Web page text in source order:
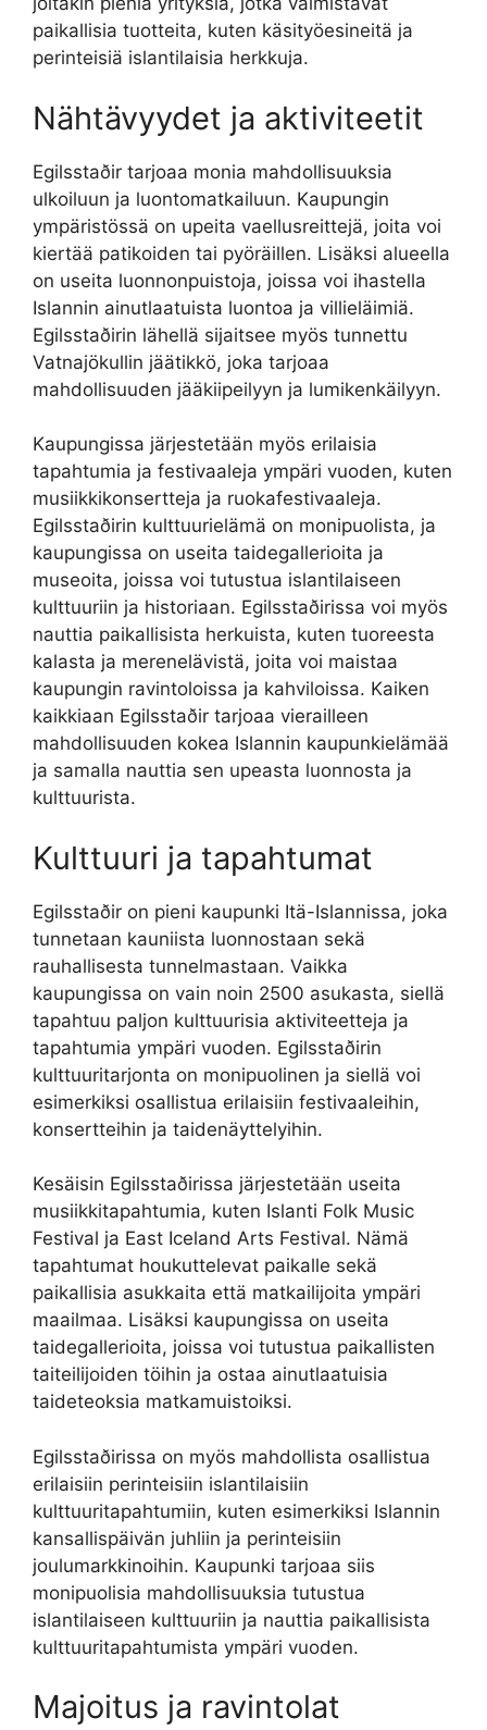
paikallisia tuotteita, kuten käsityöesineitä ja
perinteisiä islantilaisia herkkuja.
Nähtävyydet ja aktiviteetit
Egilsstaðir tarjoaa monia mahdollisuuksia
ulkoiluun ja luontomatkailuun. Kaupungin
ympäristössä on upeita vaellusreittejä, joita voi
kiertää patikoiden tai pyöräillen. Lisäksi alueella
on useita luonnonpuistoja, joissa voi ihastella
Islannin ainutlaatuista luontoa ja villieläimiä.
Egilsstaðirin lähellä sijaitsee myös tunnettu
Vatnajökullin jäätikkö, joka tarjoaa
mahdollisuuden jääkiipeilyyn ja lumikenkäilyyn.
Kaupungissa järjestetään myös erilaisia
tapahtumia ja festivaaleja ympäri vuoden, kuten
musiikkikonsertteja ja ruokafestivaaleja.
Egilsstaðirin kulttuurielämä on monipuolista, ja
kaupungissa on useita taidegallerioita ja
museoita, joissa voi tutustua islantilaiseen
kulttuuriin ja historiaan. Egilsstaðirissa voi myös
nauttia paikallisista herkuista, kuten tuoreesta
kalasta ja merenelävistä, joita voi maistaa
kaupungin ravintoloissa ja kahviloissa. Kaiken
kaikkiaan Egilsstaðir tarjoaa vierailleen
mahdollisuuden kokea Islannin kaupunkielämää
ja samalla nauttia sen upeasta luonnosta ja
kulttuurista.
Kulttuuri ja tapahtumat
Egilsstaðir on pieni kaupunki Itä-Islannissa, joka
tunnetaan kauniista luonnostaan sekä
rauhallisesta tunnelmastaan. Vaikka
kaupungissa on vain noin 2500 asukasta, siellä
tapahtuu paljon kulttuurisia aktiviteetteja ja
tapahtumia ympäri vuoden. Egilsstaðirin
kulttuuritarjonta on monipuolinen ja siellä voi
esimerkiksi osallistua erilaisiin festivaaleihin,
konsertteihin ja taidenäyttelyihin.
Kesäisin Egilsstaðirissa järjestetään useita
musiikkitapahtumia, kuten Islanti Folk Music
Festival ja East Iceland Arts Festival. Nämä
tapahtumat houkuttelevat paikalle sekä
paikallisia asukkaita että matkailijoita ympäri
maailmaa. Lisäksi kaupungissa on useita
taidegallerioita, joissa voi tutustua paikallisten
taiteilijoiden töihin ja ostaa ainutlaatuisia
taideteoksia matkamuistoiksi.
Egilsstaðirissa on myös mahdollista osallistua
erilaisiin perinteisiin islantilaisiin
kulttuuritapahtumiin, kuten esimerkiksi Islannin
kansallispäivän juhliin ja perinteisiin
joulumarkkinoihin. Kaupunki tarjoaa siis
monipuolisia mahdollisuuksia tutustua
islantilaiseen kulttuuriin ja nauttia paikallisista
kulttuuritapahtumista ympäri vuoden.
Majoitus ja ravintolat